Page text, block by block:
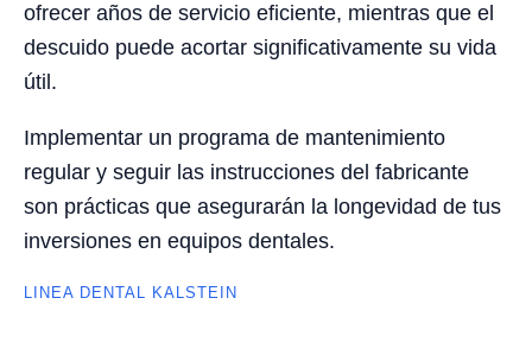
ofrecer años de servicio eficiente, mientras que el
descuido puede acortar significativamente su vida
útil.
Implementar un programa de mantenimiento
regular y seguir las instrucciones del fabricante
son prácticas que asegurarán la longevidad de tus
inversiones en equipos dentales.
LINEA DENTAL KALSTEIN